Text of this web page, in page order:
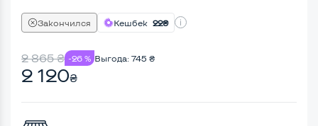
Закончился Кешбек 22₴
2 865₴ -26 % Выгода: 745 ₴
2 120₴